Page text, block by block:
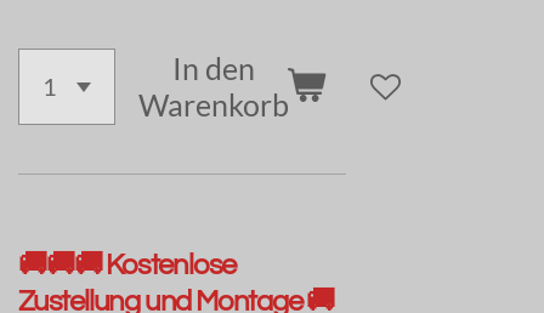
In den
Warenkorb
🚚🚚🚚 Kostenlose
Zustellung und Montage 🚚